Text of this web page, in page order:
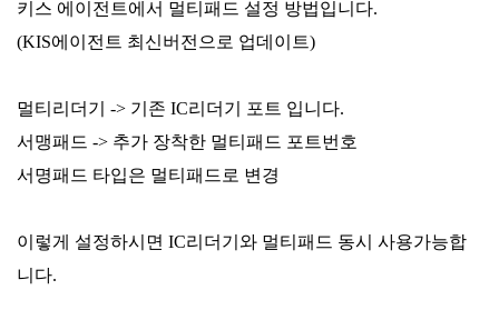
본문
키스 에이전트에서 멀티패드 설정 방법입니다.
(KIS에이전트 최신버전으로 업데이트)
멀티리더기 -> 기존 IC리더기 포트 입니다.
서맹패드 -> 추가 장착한 멀티패드 포트번호
서명패드 타입은 멀티패드로 변경
이렇게 설정하시면 IC리더기와 멀티패드 동시 사용가능합
니다.